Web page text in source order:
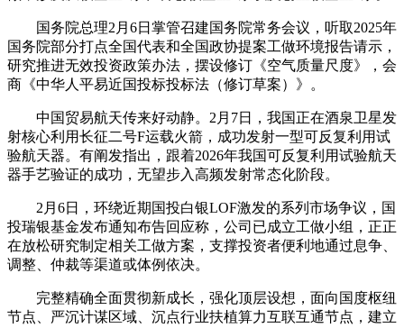
国务院总理2月6日掌管召建国务院常务会议，听取2025年
国务院部分打点全国代表和全国政协提案工做环境报告请示，
研究推进无效投资政策办法，摆设修订《空气质量尺度》，会
商《中华人平易近国投标投标法（修订草案）》。
中国贸易航天传来好动静。2月7日，我国正在酒泉卫星发
射核心利用长征二号F运载火箭，成功发射一型可反复利用试
验航天器。有阐发指出，跟着2026年我国可反复利用试验航天
器手艺验证的成功，无望步入高频发射常态化阶段。
2月6日，环绕近期国投白银LOF激发的系列市场争议，国
投瑞银基金发布通知布告回应称，公司已成立工做小组，正正
在放松研究制定相关工做方案，支撑投资者便利地通过息争、
调整、仲裁等渠道或体例依决。
完整精确全面贯彻新成长，强化顶层设想，面向国度枢纽
节点、严沉计谋区域、沉点行业扶植算力互联互通节点，建立